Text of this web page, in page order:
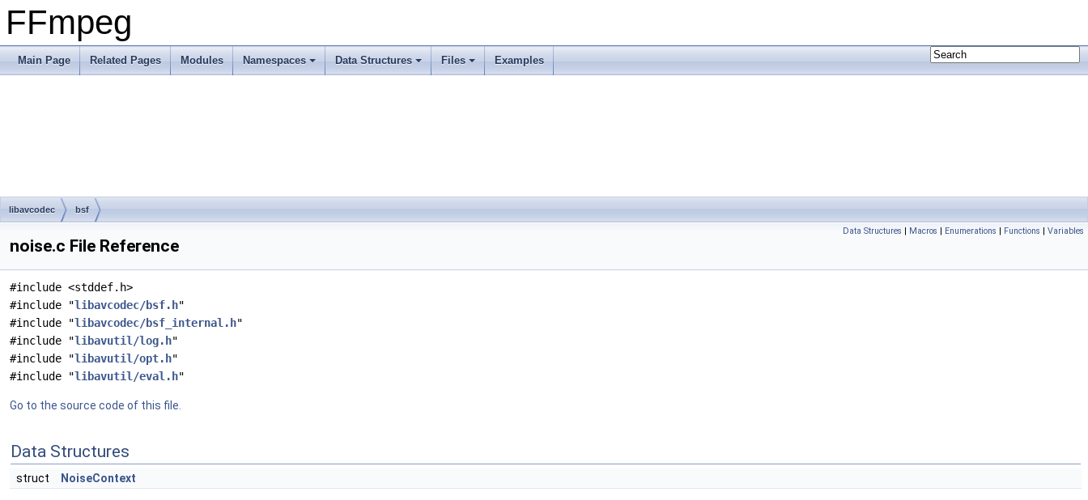
FFmpeg
Main Page Related Pages Modules Namespaces Data Structures Files Examples
libavcodec bsf
Data Structures | Macros | Enumerations | Functions | Variables
noise.c File Reference
#include <stddef.h>
#include "libavcodec/bsf.h"
#include "libavcodec/bsf_internal.h"
#include "libavutil/log.h"
#include "libavutil/opt.h"
#include "libavutil/eval.h"
Go to the source code of this file.
Data Structures
struct NoiseContext